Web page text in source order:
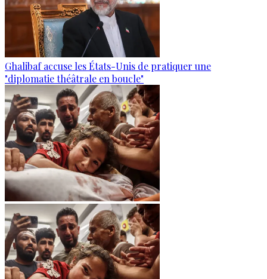
Ghalibaf accuse les États-Unis de pratiquer une
"diplomatie théâtrale en boucle"